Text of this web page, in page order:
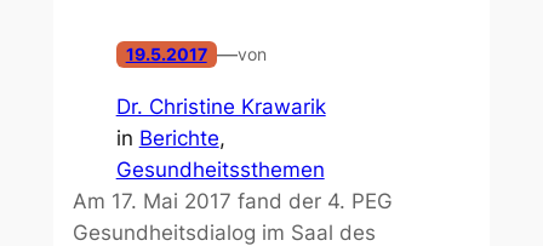
19.5.2017 —von
Dr. Christine Krawarik
in Berichte
Gesundheitssthemen
Am 17. Mai 2017 fand der 4. PEG
Gesundheitsdialog im Saal des